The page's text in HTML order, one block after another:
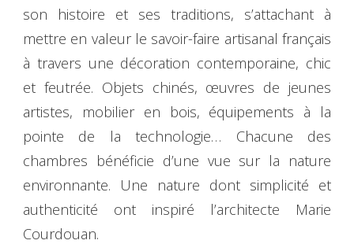
son histoire et ses traditions, s’attachant à
mettre en valeur le savoir-faire artisanal français
à travers une décoration contemporaine, chic
et feutrée. Objets chinés, œuvres de jeunes
artistes, mobilier en bois, équipements à la
pointe de la technologie… Chacune des
chambres bénéficie d’une vue sur la nature
environnante. Une nature dont simplicité et
authenticité ont inspiré l’architecte Marie
Courdouan.